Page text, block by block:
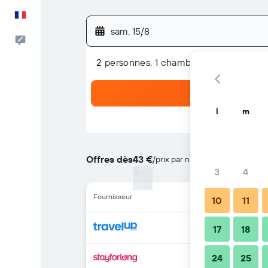
Commentaires
sam. 15/8
2 personnes, 1 chambre
Offres dès43 €/prix par nuit le moins cher
Fournisseur
l m
3 4
10 11
17 18
24 25